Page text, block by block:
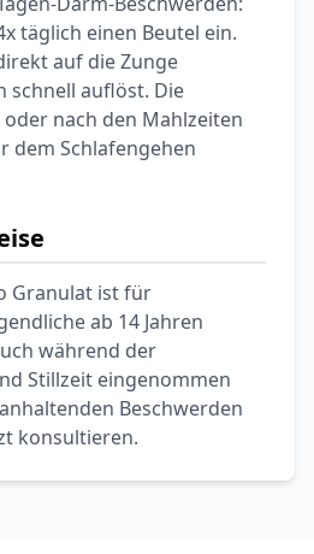
täglich einen Beutel ein.
auf die Zunge
schnell auflöst. Die
nach den Mahlzeiten
dem Schlafengehen
Granulat ist für
ab 14 Jahren
während der
Stillzeit eingenommen
Beschwerden
konsultieren.